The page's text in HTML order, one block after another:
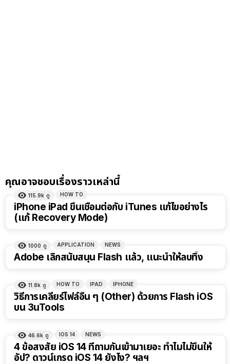
คุณอาจชอบเรื่องราวเหล่านี้
115.9k ดู HOW TO
iPhone iPad ขึ้นเชื่อมต่อกับ iTunes แก้ไขอย่างไร
(แก้ Recovery Mode)
1000 ดู APPLICATION NEWS
Adobe เลิกสนับสนุน Flash แล้ว, แนะนำให้ลบทิ้ง
11.8k ดู HOW TO IPAD IPHONE
วิธีการเคลียร์ไฟล์อื่น ๆ (Other) ด้วยการ Flash iOS
บน 3uTools
46.6k ดู IOS 14 NEWS
4 ข้อสงสัย iOS 14 ที่ถามกันเข้ามาเยอะ ทำไมไม่ขึ้นให้
อัป? ดาวน์เกรด iOS 14 ยังไง? ฯลฯ